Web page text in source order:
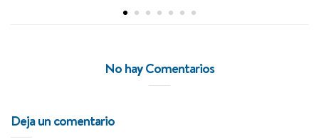
No hay Comentarios
Deja un comentario